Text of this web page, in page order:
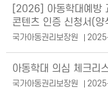
[2026] 아동학대예방
콘텐츠 인증 신청서(양
국가아동권리보장원
아동학대 의심 체크리
국가아동권리보장원